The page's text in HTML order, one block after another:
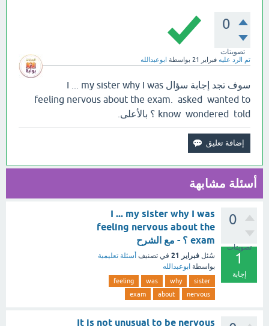
0
تصويتات
تم الرد عليه فبراير 21 بواسطة ابوعبدالله
سوف تجد إجابة سؤال I ... my sister why I was
feeling nervous about the exam. asked wanted to
know wondered told ؟ بالأعلى.
أسئلة مشابهة
0
تصويتات
1
إجابة
I ... my sister why I was
feeling nervous about the
exam ؟ - مع الشرح
سُئل فبراير 21 في تصنيف أسئلة تعليمية
بواسطة ابوعبدالله
sister
why
was
feeling
nervous
about
exam
It is not unusual to be nervous